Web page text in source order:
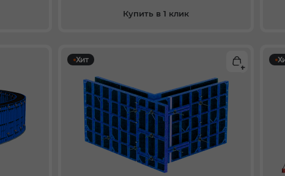
Купить в 1 клик
Хит